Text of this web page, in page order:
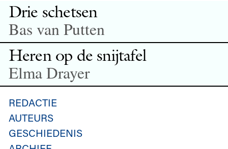
Drie schetsen
Bas van Putten
Heren op de snijtafel
Elma Drayer
REDACTIE
AUTEURS
GESCHIEDENIS